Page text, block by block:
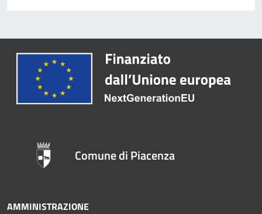
Comune di Piacenza
AMMINISTRAZIONE